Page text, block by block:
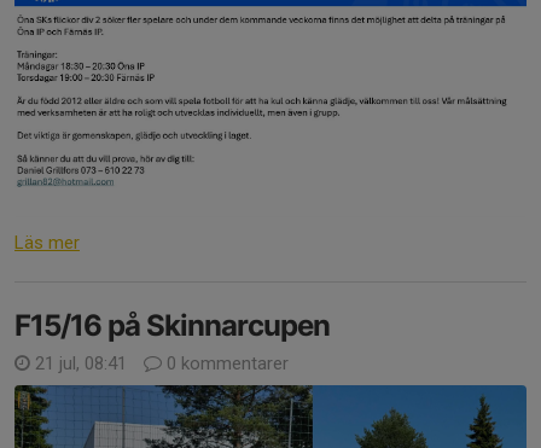
Läs mer
F15/16 på Skinnarcupen
21 jul, 08:41 0 kommentarer